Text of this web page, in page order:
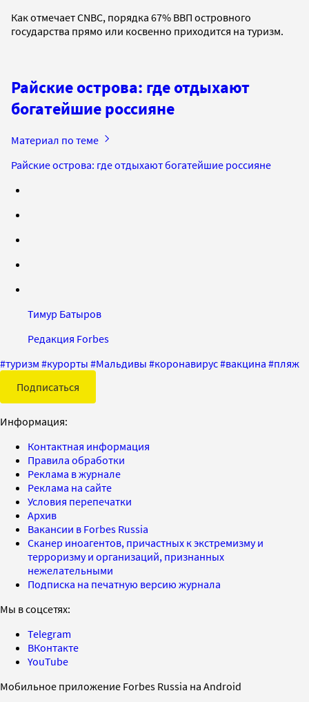
Как отмечает CNBC, порядка 67% ВВП островного
государства прямо или косвенно приходится на туризм.
Райские острова: где отдыхают
богатейшие россияне
Материал по теме
Райские острова: где отдыхают богатейшие россияне
Тимур Батыров
Редакция Forbes
#туризм #курорты #Мальдивы #коронавирус#вакцина #пляж
Подписаться
Информация:
Контактная информация
Правила обработки
Реклама в журнале
Реклама на сайте
Условия перепечатки
Архив
Вакансии в Forbes Russia
Сканер иноагентов, причастных к экстремизму и
терроризму и организаций, признанных
нежелательными
Подписка на печатную версию журнала
Мы в соцсетях:
Telegram
ВКонтакте
YouTube
Мобильное приложение Forbes Russia на Android